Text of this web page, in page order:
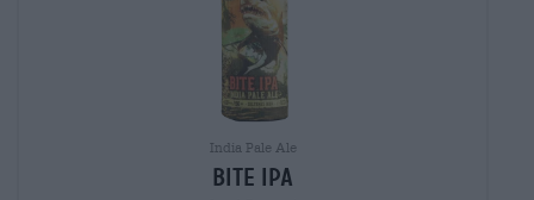
India Pale Ale
bite ipa